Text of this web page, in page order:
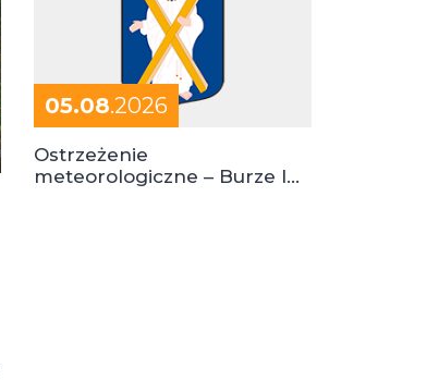
05.08.2026
Ostrzeżenie
meteorologiczne – Burze I